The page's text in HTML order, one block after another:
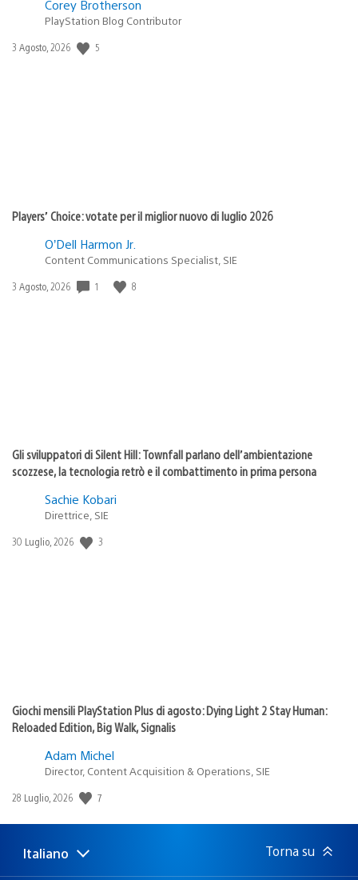
Corey Brotherson
PlayStation Blog Contributor
Data
3 Agosto, 2026 5
Players’ Choice: votate per il miglior nuovo di luglio 2026
O’Dell Harmon Jr.
Content Communications Specialist, SIE
Data
3 Agosto, 2026 1 8
Gli sviluppatori di Silent Hill: Townfall parlano dell’ambientazione
scozzese, la tecnologia retrò e il combattimento in prima persona
Sachie Kobari
Direttrice, SIE
Data
30 Luglio, 2026 3
Giochi mensili PlayStation Plus di agosto: Dying Light 2 Stay Human:
Reloaded Edition, Big Walk, Signalis
Adam Michel
Director, Content Acquisition & Operations, SIE
Data
pubblicazione:
28 Luglio, 2026 7
Seleziona
Regione
Italiano Torna su